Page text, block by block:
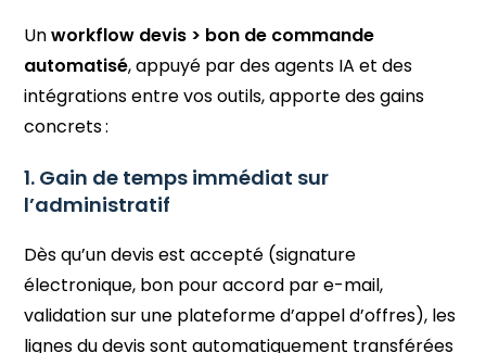
Unworkflow devis > bon de commande
automatisé, appuyé par des agents IA et des
intégrations entre vos outils, apporte des gains
concrets :
1. Gain de temps immédiat sur
l’administratif
Dès qu’un devis est accepté (signature
électronique, bon pour accord par e-mail,
validation sur une plateforme d’appel d’offres), les
lignes du devis sont automatiquement transférées